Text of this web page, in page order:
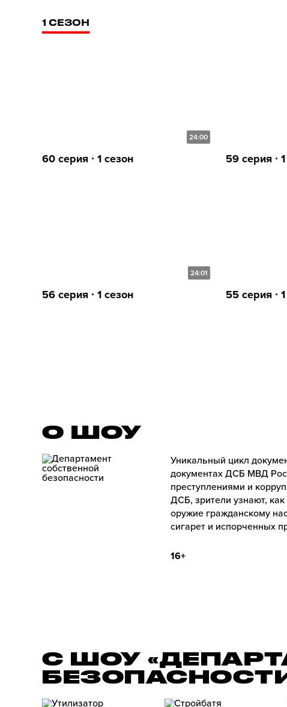
1 СЕЗОН
24:00
60 серия ∙ 1 сезон 59 серия ∙
24:01
56 серия ∙ 1 сезон 55 серия ∙
О ШОУ
Уникальный цикл
документах ДСБ МВД
преступлениями и
ДСБ, зрители узнают,
оружие гражданскому
сигарет и испорченных
16+
С ШОУ